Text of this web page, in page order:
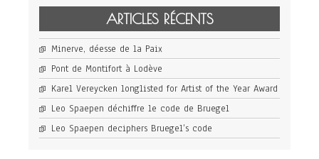
ARTICLES RÉCENTS
Minerve, déesse de la Paix
Pont de Montifort à Lodève
Karel Vereycken longlisted for Artist of the Year Award
Leo Spaepen déchiffre le code de Bruegel
Leo Spaepen deciphers Bruegel’s code